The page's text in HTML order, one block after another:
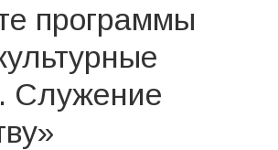
программы
Служение